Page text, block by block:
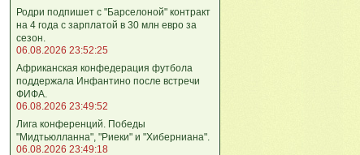
Родри подпишет с "Барселоной" контракт
на 4 года с зарплатой в 30 млн евро за
сезон.
06.08.2026 23:52:25
Африканская конфедерация футбола
поддержала Инфантино после встречи
ФИФА.
06.08.2026 23:49:52
Лига кoнференций. Победы
"Мидтьюлланна", "Риеки" и "Хиберниана".
06.08.2026 23:49:18